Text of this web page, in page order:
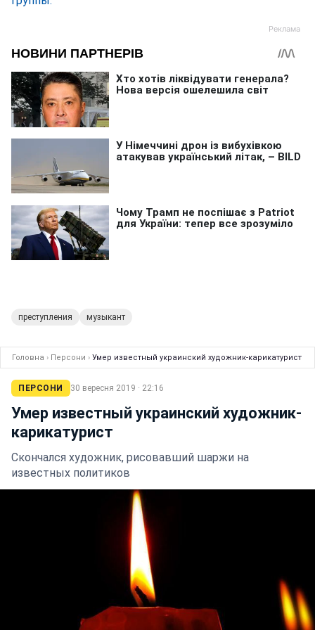
преступления музыкант
Головна › Персони › Умер известный украинский художник-карикатурист
ПЕРСОНИ 30 вересня 2019 · 22:16
Умер известный украинский художник-
карикатурист
Скончался художник, рисовавший шаржи на
известных политиков